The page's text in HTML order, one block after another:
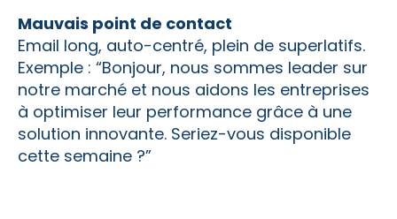
Mauvais point de contact
Email long, auto-centré, plein de superlatifs.
Exemple : “Bonjour, nous sommes leader sur
notre marché et nous aidons les entreprises
à optimiser leur performance grâce à une
solution innovante. Seriez-vous disponible
cette semaine ?”